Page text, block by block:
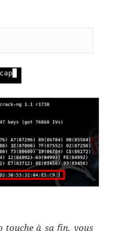
touche à sa fin, vous